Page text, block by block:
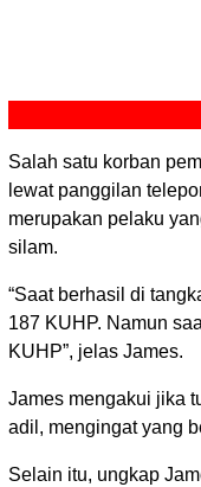
Salah satu korban
lewat panggilan
merupakan pelaku
silam.
“Saat berhasil di
187 KUHP. Namun
KUHP”, jelas James.
James mengakui jika
adil, mengingat yang
Selain itu, ungkap